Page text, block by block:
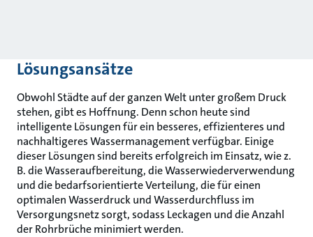
Lösungsansätze
Obwohl Städte auf der ganzen Welt unter großem Druck
stehen, gibt es Hoffnung. Denn schon heute sind
intelligente Lösungen für ein besseres, effizienteres und
nachhaltigeres Wassermanagement verfügbar. Einige
dieser Lösungen sind bereits erfolgreich im Einsatz, wie z.
B. die Wasseraufbereitung, die Wasserwiederverwendung
und die bedarfsorientierte Verteilung, die für einen
optimalen Wasserdruck und Wasserdurchfluss im
Versorgungsnetz sorgt, sodass Leckagen und die Anzahl
der Rohrbrüche minimiert werden.